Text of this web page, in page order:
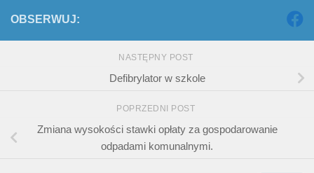
OBSERWUJ:
NASTĘPNY POST
Defibrylator w szkole
POPRZEDNI POST
Zmiana wysokości stawki opłaty za gospodarowanie
odpadami komunalnymi.